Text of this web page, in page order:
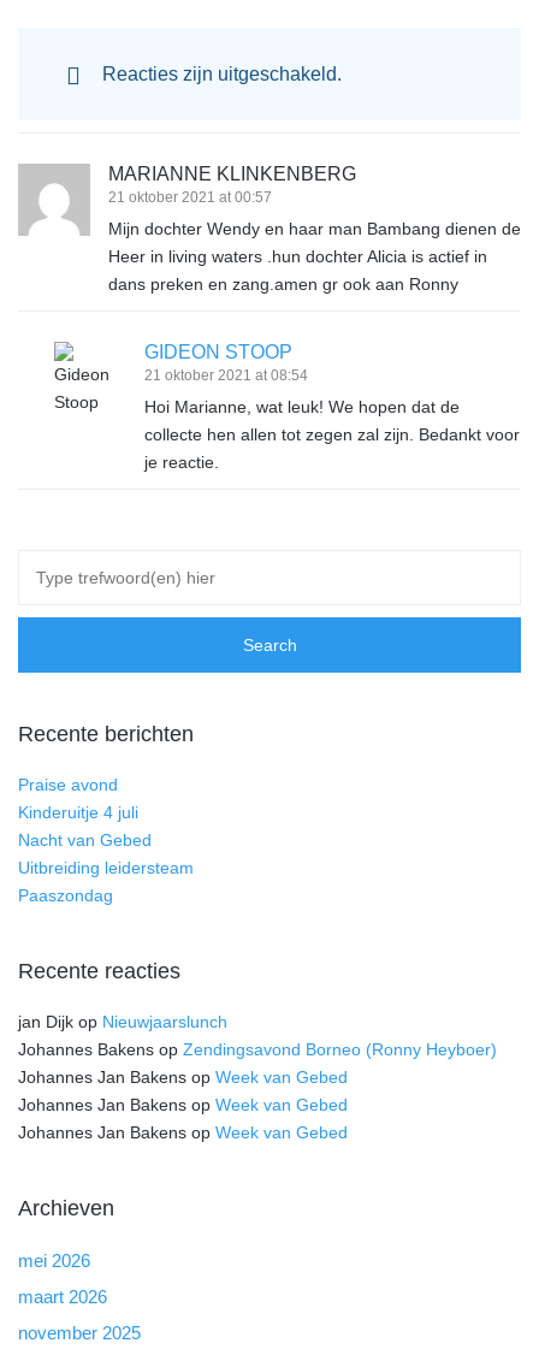
Reacties zijn uitgeschakeld.
MARIANNE KLINKENBERG
21 oktober 2021 at 00:57
Mijn dochter Wendy en haar man Bambang dienen de
Heer in living waters .hun dochter Alicia is actief in
dans preken en zang.amen gr ook aan Ronny
GIDEON STOOP
21 oktober 2021 at 08:54
Hoi Marianne, wat leuk! We hopen dat de
collecte hen allen tot zegen zal zijn. Bedankt voor
je reactie.
Recente berichten
Praise avond
Kinderuitje 4 juli
Nacht van Gebed
Uitbreiding leidersteam
Paaszondag
Recente reacties
jan Dijk op Nieuwjaarslunch
Johannes Bakens op Zendingsavond Borneo (Ronny Heyboer)
Johannes Jan Bakens op Week van Gebed
Johannes Jan Bakens op Week van Gebed
Johannes Jan Bakens op Week van Gebed
Archieven
mei 2026
maart 2026
november 2025